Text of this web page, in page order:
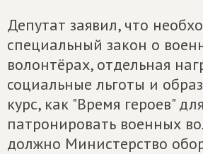
Депутат заявил, что
специальный закон о
волонтёрах, отдельная
социальные льготы и
курс, как "Время героев"
патронировать военных
должно Министерство